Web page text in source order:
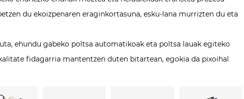
du ekoizpenaren eraginkortasuna, esku-lana murrizten du eta
ehundu gabeko poltsa automatikoak eta poltsa lauak egiteko
fidagarria mantentzen duten bitartean, egokia da pixoihal